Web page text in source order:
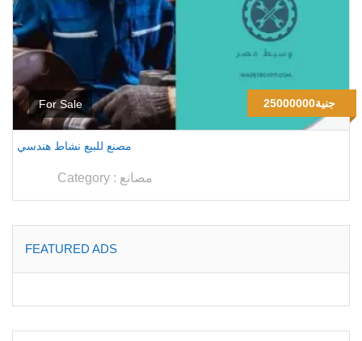
For Sale 25000000جنية
مصنع للبيع نشاط هندسي
Category : مصانع
FEATURED ADS